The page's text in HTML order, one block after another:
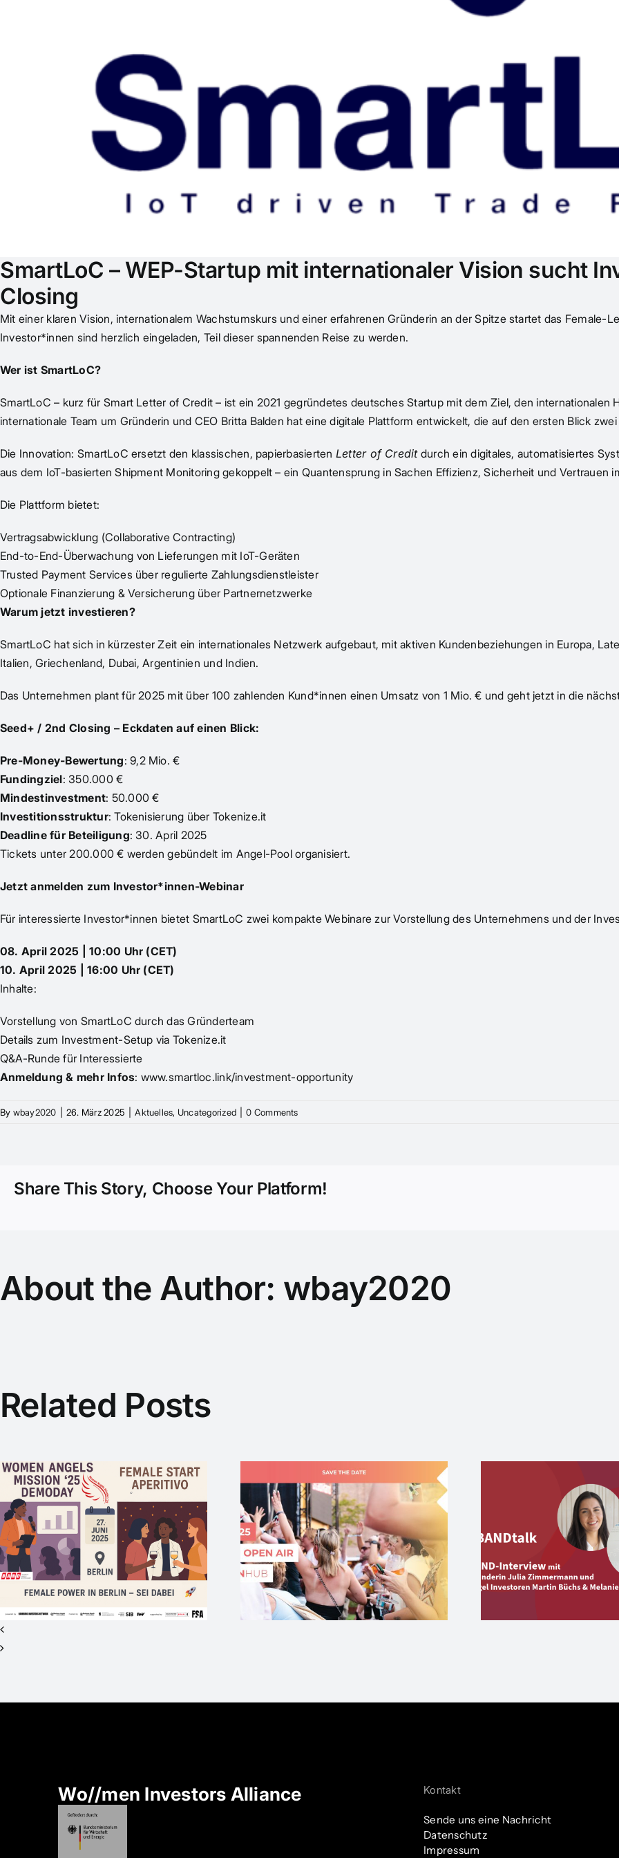
SmartLoC – WEP-Startup mit internationaler Vision sucht
Closing
Mit einer klaren Vision, internationalem Wachstumskurs und einer erfahrenen Gründerin an der Spitze startet das Female-
Investor*innen sind herzlich eingeladen, Teil dieser spannenden Reise zu werden.
Wer ist SmartLoC?
SmartLoC – kurz für Smart Letter of Credit – ist ein 2021 gegründetes deutsches Startup mit dem Ziel, den internationalen
internationale Team um Gründerin und CEO Britta Balden hat eine digitale Plattform entwickelt, die auf den ersten Blick
Die Innovation: SmartLoC ersetzt den klassischen, papierbasierten Letter of Creditdurch ein digitales, automatisiertes
aus dem IoT-basierten Shipment Monitoring gekoppelt – ein Quantensprung in Sachen Effizienz, Sicherheit und Vertrauen
Die Plattform bietet:
Vertragsabwicklung (Collaborative Contracting)
End-to-End-Überwachung von Lieferungen mit IoT-Geräten
Trusted Payment Services über regulierte Zahlungsdienstleister
Optionale Finanzierung & Versicherung über Partnernetzwerke
Warum jetzt investieren?
SmartLoC hat sich in kürzester Zeit ein internationales Netzwerk aufgebaut, mit aktiven Kundenbeziehungen in Europa,
Italien, Griechenland, Dubai, Argentinien und Indien.
Das Unternehmen plant für 2025 mit über 100 zahlenden Kund*innen einen Umsatz von 1 Mio. € und geht jetzt in die
Seed+ / 2nd Closing – Eckdaten auf einen Blick:
Pre-Money-Bewertung: 9,2 Mio. €
Fundingziel: 350.000 €
Mindestinvestment: 50.000 €
Investitionsstruktur: Tokenisierung über Tokenize.it
Deadline für Beteiligung: 30. April 2025
Tickets unter 200.000 € werden gebündelt im Angel-Pool organisiert.
Jetzt anmelden zum Investor*innen-Webinar
Für interessierte Investor*innen bietet SmartLoC zwei kompakte Webinare zur Vorstellung des Unternehmens und der
08. April 2025 | 10:00 Uhr (CET)
10. April 2025 | 16:00 Uhr (CET)
Inhalte:
Vorstellung von SmartLoC durch das Gründerteam
Details zum Investment-Setup via Tokenize.it
Q&A-Runde für Interessierte
Anmeldung & mehr Infos: www.smartloc.link/investment-opportunity
By wbay2020 26. März 2025 Aktuelles, Uncategorized 0 Comments
Share This Story, Choose Your Platform!
About the Author: wbay2020
Related Posts
WAM25 wieder
Medienpartner beim
#SOA
Jetzt online:
#BANDtalk mit WEP
Start-up Eversion und
ihren Angels
fordern
und
Wo//men Investors Alliance Kontakt
Sende uns eine Nachricht
Datenschutz
Impressum